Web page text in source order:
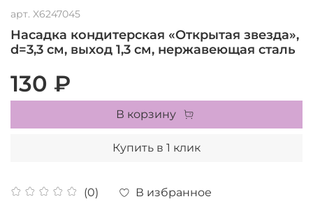
арт. X6247045
Насадка кондитерская «Открытая звезда»,
d=3,3 см, выход 1,3 см, нержавеющая сталь
(0) В избранное
130 ₽
В корзину
Купить в 1 клик